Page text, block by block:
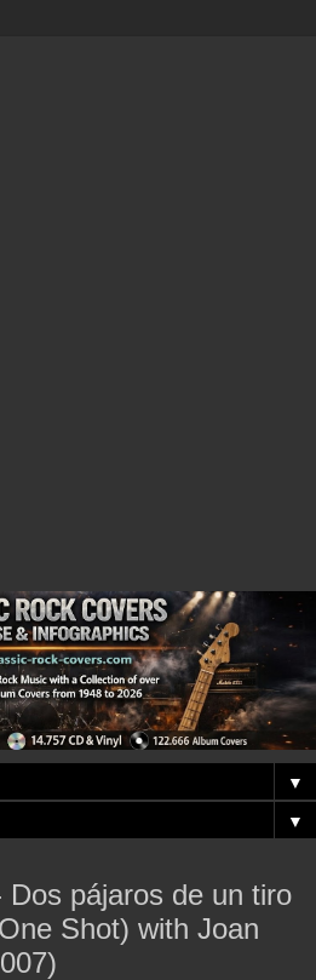
▼
▼
pájaros de un tiro
Shot) with Joan